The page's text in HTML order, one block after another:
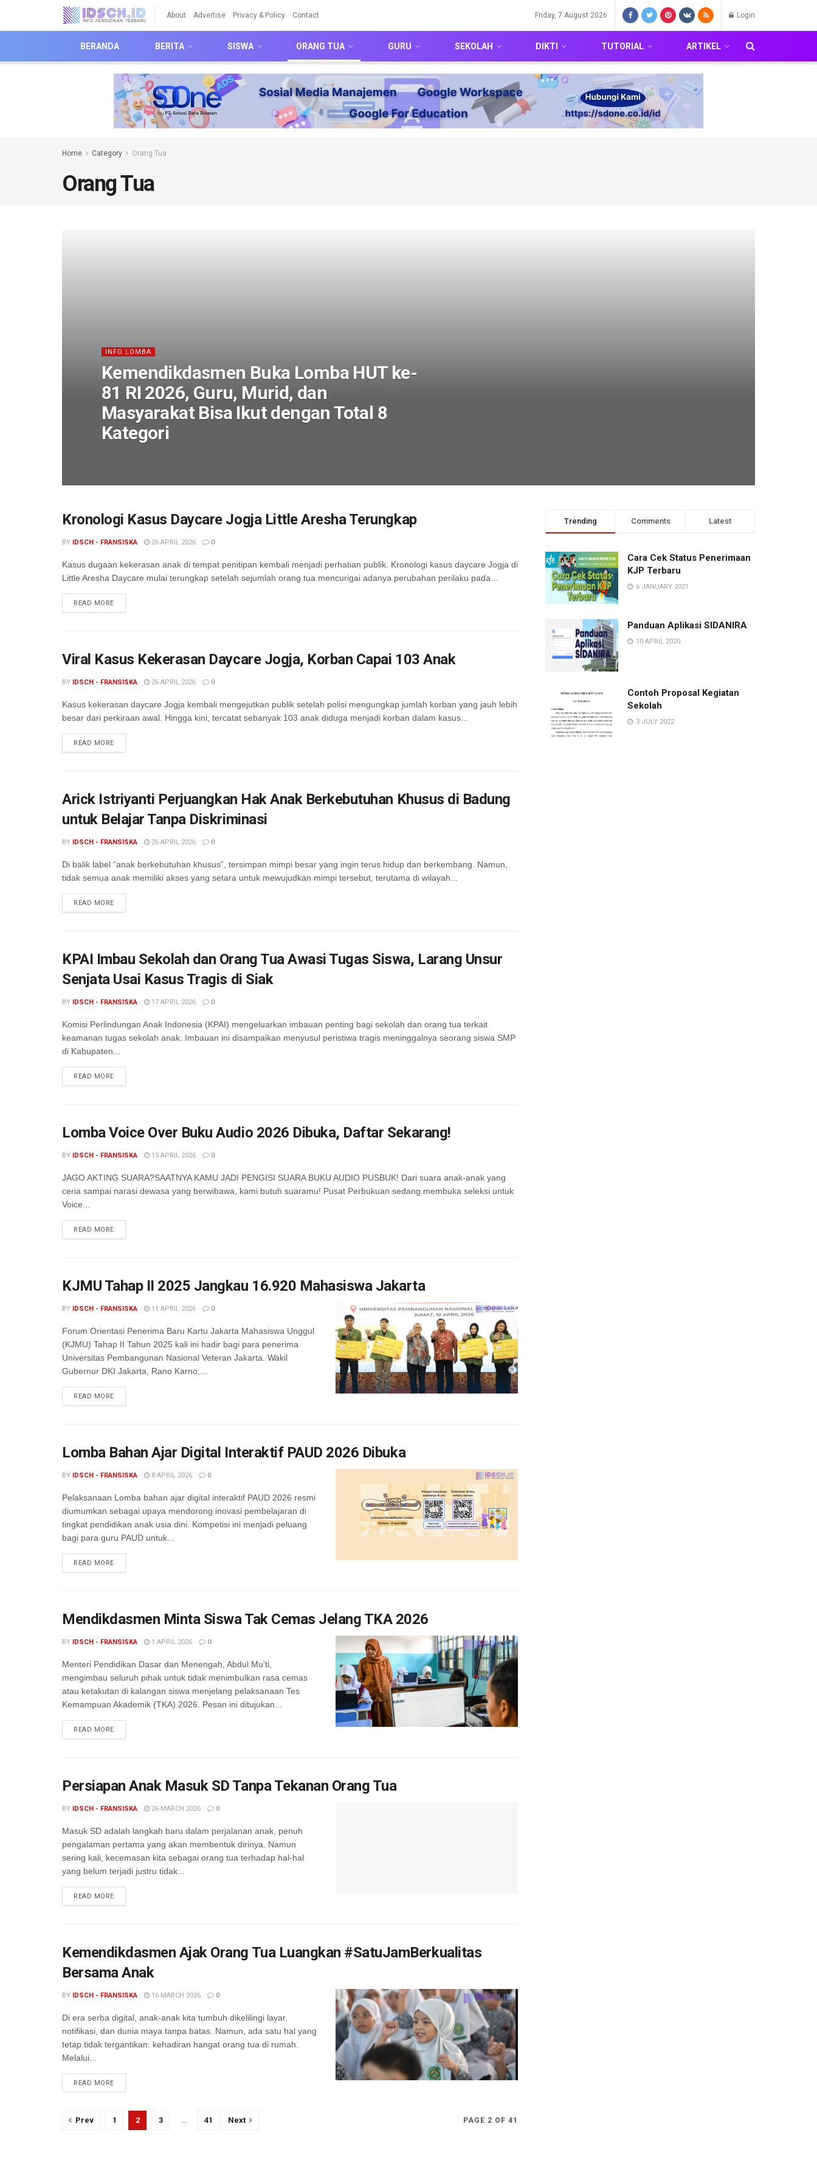
About Advertise Privacy & Policy Contact Friday, 7 August 2026 Login
BERANDA BERITA SISWA ORANG TUA GURU SEKOLAH DIKTI TUTORIAL ARTIKEL
Home Category Orang Tua
Orang Tua
INFO LOMBA
Kemendikdasmen Buka Lomba HUT ke-
81 RI 2026, Guru, Murid, dan
Masyarakat Bisa Ikut dengan Total 8
Kategori
Kronologi Kasus Daycare Jogja Little Aresha Terungkap
BY IDSCH - FRANSISKA 26 APRIL 2026 0
Kasus dugaan kekerasan anak di tempat penitipan kembali menjadi perhatian publik. Kronologi kasus daycare Jogja di
Little Aresha Daycare mulai terungkap setelah sejumlah orang tua mencurigai adanya perubahan perilaku pada...
READ MORE
Viral Kasus Kekerasan Daycare Jogja, Korban Capai 103 Anak
BY IDSCH - FRANSISKA 26 APRIL 2026 0
Kasus kekerasan daycare Jogja kembali mengejutkan publik setelah polisi mengungkap jumlah korban yang jauh lebih
besar dari perkiraan awal. Hingga kini, tercatat sebanyak 103 anak diduga menjadi korban dalam kasus...
READ MORE
Arick Istriyanti Perjuangkan Hak Anak Berkebutuhan Khusus di Badung
untuk Belajar Tanpa Diskriminasi
BY IDSCH - FRANSISKA 26 APRIL 2026 0
Di balik label “anak berkebutuhan khusus”, tersimpan mimpi besar yang ingin terus hidup dan berkembang. Namun,
tidak semua anak memiliki akses yang setara untuk mewujudkan mimpi tersebut, terutama di wilayah...
READ MORE
KPAI Imbau Sekolah dan Orang Tua Awasi Tugas Siswa, Larang Unsur
Senjata Usai Kasus Tragis di Siak
BY IDSCH - FRANSISKA 17 APRIL 2026 0
Komisi Perlindungan Anak Indonesia (KPAI) mengeluarkan imbauan penting bagi sekolah dan orang tua terkait
keamanan tugas sekolah anak. Imbauan ini disampaikan menyusul peristiwa tragis meninggalnya seorang siswa SMP
di Kabupaten...
READ MORE
Lomba Voice Over Buku Audio 2026 Dibuka, Daftar Sekarang!
BY IDSCH - FRANSISKA 15 APRIL 2026 0
JAGO AKTING SUARA?SAATNYA KAMU JADI PENGISI SUARA BUKU AUDIO PUSBUK! Dari suara anak-anak yang
ceria sampai narasi dewasa yang berwibawa, kami butuh suaramu! Pusat Perbukuan sedang membuka seleksi untuk
Voice...
READ MORE
KJMU Tahap II 2025 Jangkau 16.920 Mahasiswa Jakarta
BY IDSCH - FRANSISKA 11 APRIL 2026 0
Forum Orientasi Penerima Baru Kartu Jakarta Mahasiswa Unggul
(KJMU) Tahap II Tahun 2025 kali ini hadir bagi para penerima
Universitas Pembangunan Nasional Veteran Jakarta. Wakil
Gubernur DKI Jakarta, Rano Karno,...
READ MORE
Lomba Bahan Ajar Digital Interaktif PAUD 2026 Dibuka
BY IDSCH - FRANSISKA 8 APRIL 2026 0
Pelaksanaan Lomba bahan ajar digital interaktif PAUD 2026 resmi
diumumkan sebagai upaya mendorong inovasi pembelajaran di
tingkat pendidikan anak usia dini. Kompetisi ini menjadi peluang
bagi para guru PAUD untuk...
READ MORE
Mendikdasmen Minta Siswa Tak Cemas Jelang TKA 2026
BY IDSCH - FRANSISKA 1 APRIL 2026 0
Menteri Pendidikan Dasar dan Menengah, Abdul Mu’ti,
mengimbau seluruh pihak untuk tidak menimbulkan rasa cemas
atau ketakutan di kalangan siswa menjelang pelaksanaan Tes
Kemampuan Akademik (TKA) 2026. Pesan ini ditujukan...
READ MORE
Persiapan Anak Masuk SD Tanpa Tekanan Orang Tua
BY IDSCH - FRANSISKA 26 MARCH 2026 0
Masuk SD adalah langkah baru dalam perjalanan anak, penuh
pengalaman pertama yang akan membentuk dirinya. Namun
sering kali, kecemasan kita sebagai orang tua terhadap hal-hal
yang belum terjadi justru tidak...
READ MORE
Kemendikdasmen Ajak Orang Tua Luangkan #SatuJamBerkualitas
Bersama Anak
BY IDSCH - FRANSISKA 16 MARCH 2026 0
Di era serba digital, anak-anak kita tumbuh dikelilingi layar,
notifikasi, dan dunia maya tanpa batas. Namun, ada satu hal yang
tetap tidak tergantikan: kehadiran hangat orang tua di rumah.
Melalui...
READ MORE
PAGE 2 OF 41
Prev 1 2 3 … 41 Next
Trending Comments Latest
Cara Cek Status Penerimaan
KJP Terbaru
6 JANUARY 2021
Panduan Aplikasi SIDANIRA
10 APRIL 2020
Contoh Proposal Kegiatan
Sekolah
3 JULY 2022